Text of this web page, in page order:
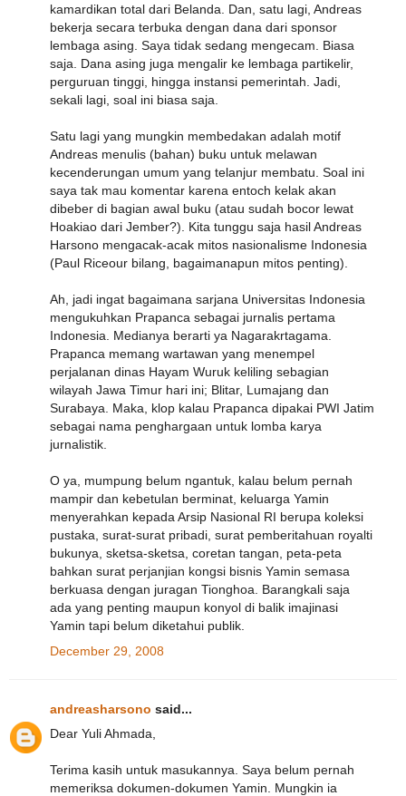
kamardikan total dari Belanda. Dan, satu lagi, Andreas
bekerja secara terbuka dengan dana dari sponsor
lembaga asing. Saya tidak sedang mengecam. Biasa
saja. Dana asing juga mengalir ke lembaga partikelir,
perguruan tinggi, hingga instansi pemerintah. Jadi,
sekali lagi, soal ini biasa saja.
Satu lagi yang mungkin membedakan adalah motif
Andreas menulis (bahan) buku untuk melawan
kecenderungan umum yang telanjur membatu. Soal ini
saya tak mau komentar karena entoch kelak akan
dibeber di bagian awal buku (atau sudah bocor lewat
Hoakiao dari Jember?). Kita tunggu saja hasil Andreas
Harsono mengacak-acak mitos nasionalisme Indonesia
(Paul Riceour bilang, bagaimanapun mitos penting).
Ah, jadi ingat bagaimana sarjana Universitas Indonesia
mengukuhkan Prapanca sebagai jurnalis pertama
Indonesia. Medianya berarti ya Nagarakrtagama.
Prapanca memang wartawan yang menempel
perjalanan dinas Hayam Wuruk keliling sebagian
wilayah Jawa Timur hari ini; Blitar, Lumajang dan
Surabaya. Maka, klop kalau Prapanca dipakai PWI Jatim
sebagai nama penghargaan untuk lomba karya
jurnalistik.
O ya, mumpung belum ngantuk, kalau belum pernah
mampir dan kebetulan berminat, keluarga Yamin
menyerahkan kepada Arsip Nasional RI berupa koleksi
pustaka, surat-surat pribadi, surat pemberitahuan royalti
bukunya, sketsa-sketsa, coretan tangan, peta-peta
bahkan surat perjanjian kongsi bisnis Yamin semasa
berkuasa dengan juragan Tionghoa. Barangkali saja
ada yang penting maupun konyol di balik imajinasi
Yamin tapi belum diketahui publik.
December 29, 2008
andreasharsono said...
Dear Yuli Ahmada,
Terima kasih untuk masukannya. Saya belum pernah
memeriksa dokumen-dokumen Yamin. Mungkin ia